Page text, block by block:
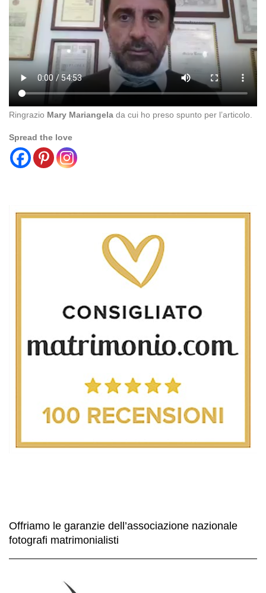
Ringrazio Mary Mariangela da cui ho preso spunto per l’articolo.
Spread the love
Offriamo le garanzie dell’associazione nazionale
fotografi matrimonialisti